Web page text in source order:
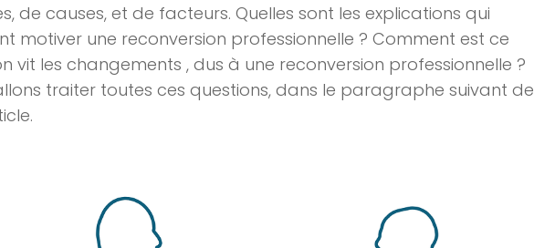
de causes, et de facteurs. Quelles sont les explications qui
motiver une reconversion professionnelle ? Comment est ce
vit les changements , dus à une reconversion professionnelle ?
traiter toutes ces questions, dans le paragraphe suivant de